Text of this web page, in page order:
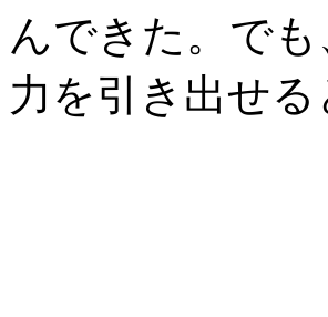
んできた。で
力を引き出せ